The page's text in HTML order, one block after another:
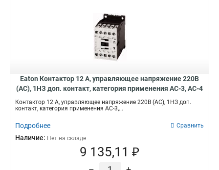
Eaton Контактор 12 А, управляющее напряжение 220В
(АС), 1НЗ доп. контакт, категория применения AC-3, AC-4
DILM12-01(220V50HZ,240V60HZ)
Контактор 12 А, управляющее напряжение 220В (АС), 1НЗ доп.
контакт, категория применения AC-3,...
Подробнее Сравнить
Наличие: Нет на складе
9 135,11 ₽